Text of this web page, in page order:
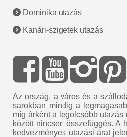
Dominika utazás
Kanári-szigetek utazás
Az ország, a város és a
sarokban mindig a
míg árként a legolcsóbb utazás
között nincsen összefüggés. A
kedvezményes utazási árat